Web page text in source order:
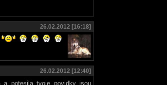
26.02.2012 [16:18]
26.02.2012 [12:40]
a potesila tvoje povidky jsou